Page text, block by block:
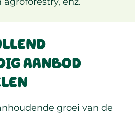
AANBOD
groei van de